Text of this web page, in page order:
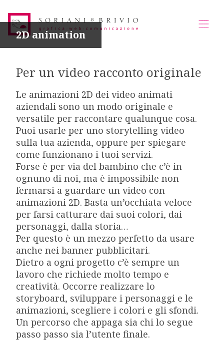
2D animation
Per un video racconto originale
Le animazioni 2D dei video animati
aziendali sono un modo originale e
versatile per raccontare qualunque cosa.
Puoi usarle per uno storytelling video
sulla tua azienda, oppure per spiegare
come funzionano i tuoi servizi.
Forse è per via del bambino che c’è in
ognuno di noi, ma è impossibile non
fermarsi a guardare un video con
animazioni 2D. Basta un’occhiata veloce
per farsi catturare dai suoi colori, dai
personaggi, dalla storia…
Per questo è un mezzo perfetto da usare
anche nei banner pubblicitari.
Dietro a ogni progetto c’è sempre un
lavoro che richiede molto tempo e
creatività. Occorre realizzare lo
storyboard, sviluppare i personaggi e le
animazioni, scegliere i colori e gli sfondi.
Un percorso che appaga sia chi lo segue
passo passo sia l’utente finale.